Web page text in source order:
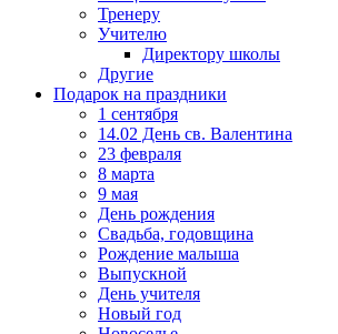
Тренеру
Учителю
Директору школы
Другие
Подарок на праздники
1 сентября
14.02 День св. Валентина
23 февраля
8 марта
9 мая
День рождения
Свадьба, годовщина
Рождение малыша
Выпускной
День учителя
Новый год